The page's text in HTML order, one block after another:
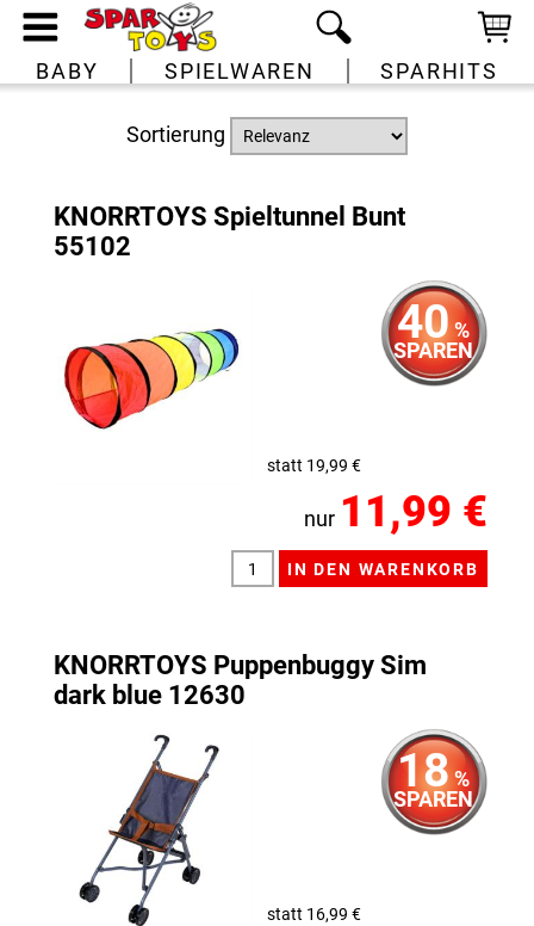
BABY SPIELWAREN SPARHITS
Sortierung
KNORRTOYS Spieltunnel Bunt
55102
40 %
SPAREN
statt 19,99 €
nur 11,99 €
KNORRTOYS Puppenbuggy Sim
dark blue 12630
18 %
SPAREN
statt 16,99 €